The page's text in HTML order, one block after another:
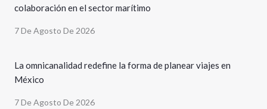
colaboración en el sector marítimo
7 De Agosto De 2026
La omnicanalidad redefine la forma de planear viajes en
México
7 De Agosto De 2026